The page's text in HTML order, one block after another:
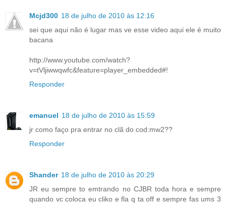
Mcjd300 18 de julho de 2010 às 12:16
sei que aqui não é lugar mas ve esse video aqui ele é muito
bacana
http://www.youtube.com/watch?
v=tVljiwwqwfc&feature=player_embedded#!
Responder
emanuel 18 de julho de 2010 às 15:59
jr como faço pra entrar no clã do cod:mw2??
Responder
Shander 18 de julho de 2010 às 20:29
JR eu sempre to emtrando no CJBR toda hora e sempre
quando vc coloca eu cliko e fla q ta off e sempre fas ums 3